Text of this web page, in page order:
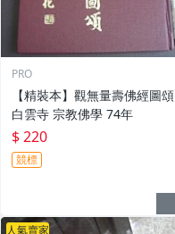
PRO
【精裝本】觀無量壽佛經圖頌
白雲寺 宗教佛學 74年
$ 220
競標
人氣賣家